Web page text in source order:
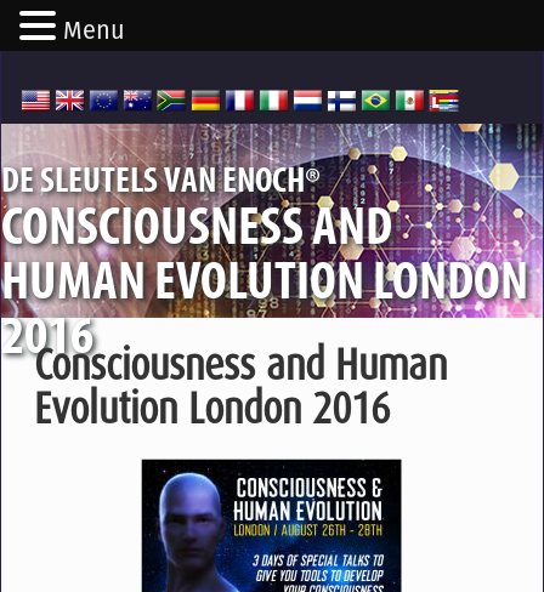
DE SLEUTELS VAN ENOCH®
CONSCIOUSNESS AND
HUMAN EVOLUTION LONDON
2016
Consciousness and Human
Evolution London 2016
Menu